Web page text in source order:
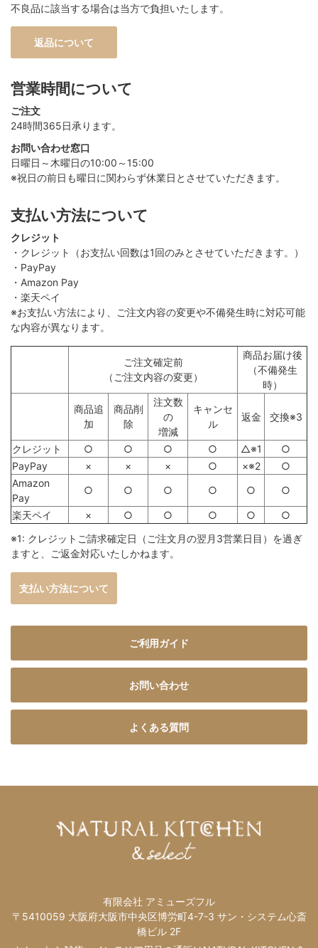
不良品に該当する場合は当方で負担いたします。
返品について
営業時間について
ご注文
24時間365日承ります。
お問い合わせ窓口
日曜日～木曜日の10:00～15:00
※祝日の前日も曜日に関わらず休業日とさせていただきます。
支払い方法について
クレジット
・クレジット（お支払い回数は1回のみとさせていただきます。）
・PayPay
・Amazon Pay
・楽天ペイ
※お支払い方法により、ご注文内容の変更や不備発生時に対応可能
な内容が異なります。
ご注文確定前
（ご注文内容の変更）
商品お届け後
（不備発生
時）
商品追
加
商品削
除
注文数
の
増減
キャンセ
ル
返金 交換※3
クレジット ○ ○ ○ ○ △※1
○
PayPay
× × × ○ ×※2
○
Amazon
Pay
○ ○ ○ ○ ○ ○
楽天ペイ × ○ ○ ○ ○
○
※1: クレジットご請求確定日（ご注文月の翌月3営業日目）を過ぎ
ますと、ご返金対応いたしかねます。
支払い方法について
ご利用ガイド
お問い合わせ
よくある質問
有限会社 アミューズフル
〒5410059 大阪府大阪市中央区博労町4-7-3 サン・システム心斎
橋ビル 2F